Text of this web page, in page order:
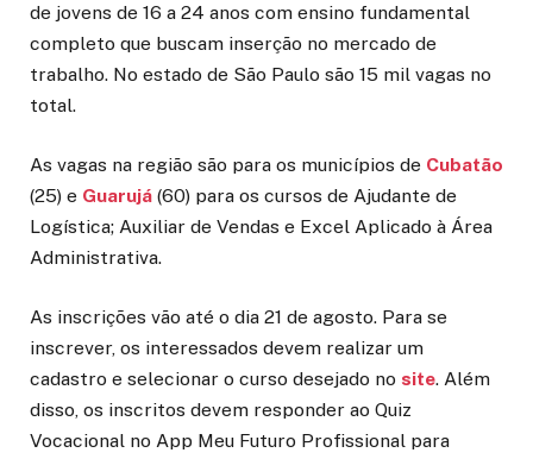
de jovens de 16 a 24 anos com ensino fundamental
completo que buscam inserção no mercado de
trabalho. No estado de São Paulo são 15 mil vagas no
total.
As vagas na região são para os municípios de Cubatão
(25) e Guarujá (60) para os cursos de Ajudante de
Logística; Auxiliar de Vendas e Excel Aplicado à Área
Administrativa.
As inscrições vão até o dia 21 de agosto. Para se
inscrever, os interessados devem realizar um
cadastro e selecionar o curso desejado no site. Além
disso, os inscritos devem responder ao Quiz
Vocacional no App Meu Futuro Profissional para